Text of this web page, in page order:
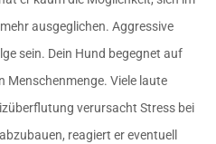
ausgeglichen. Aggressive
sein. Dein Hund begegnet auf
Menschenmenge. Viele laute
verursacht Stress bei
reagiert er eventuell